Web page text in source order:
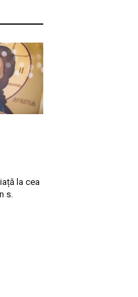
la cea
s.